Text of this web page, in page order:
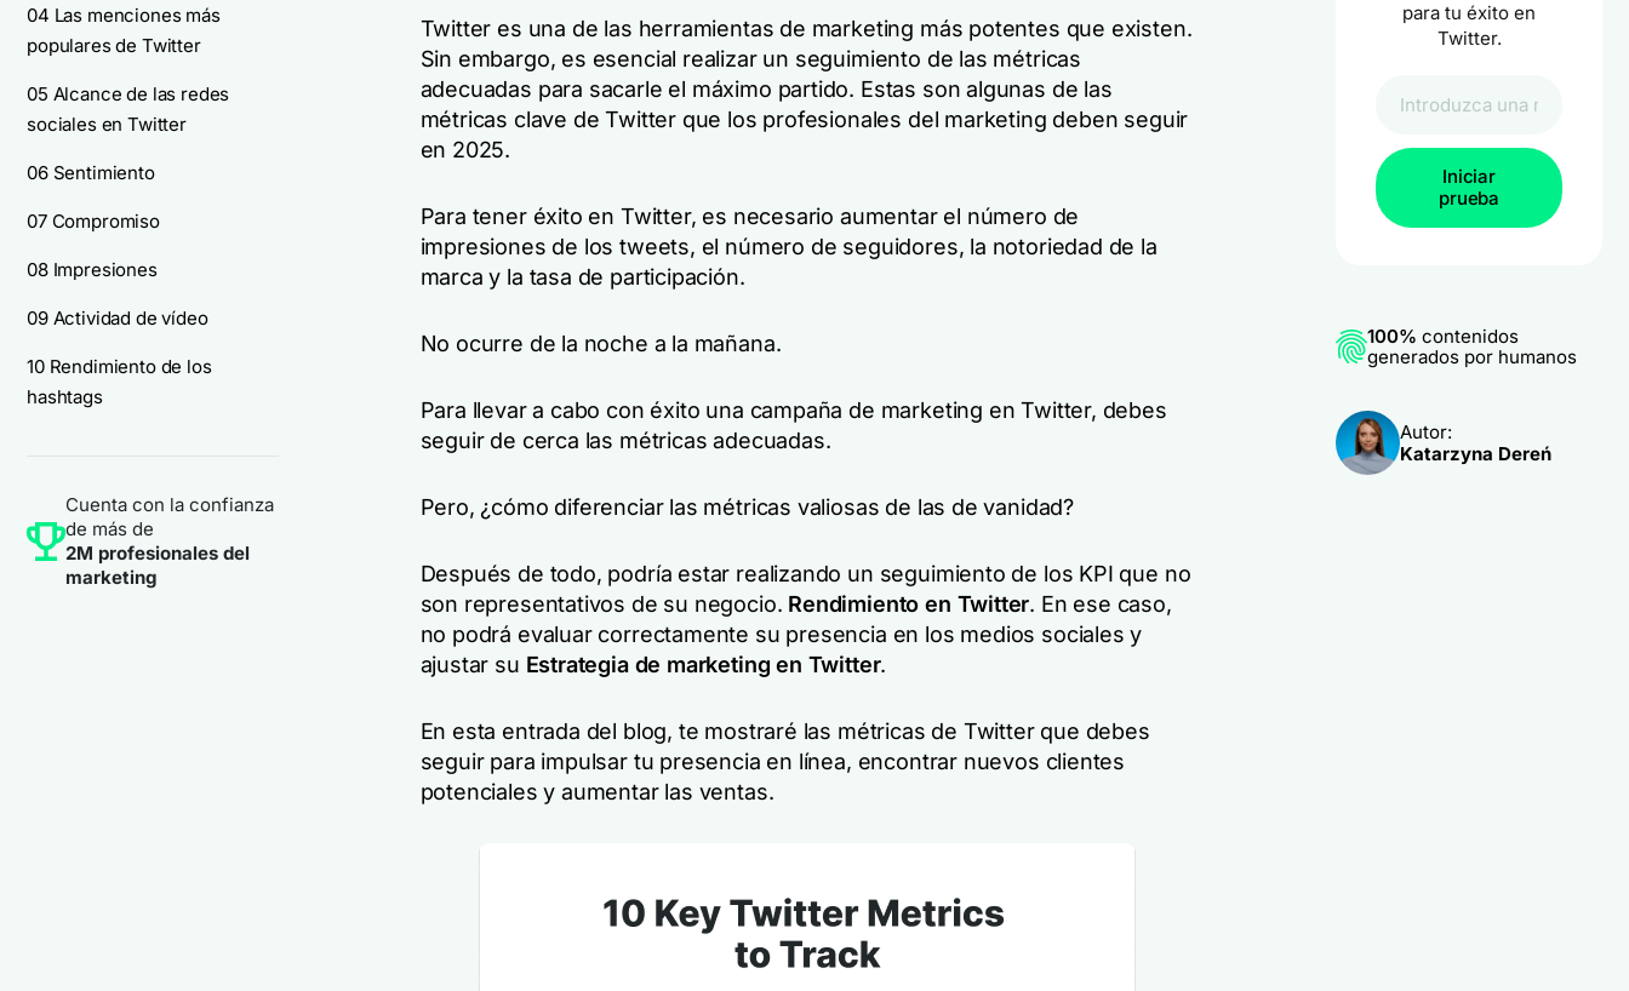
04 Las menciones más
populares de Twitter
05 Alcance de las redes
sociales en Twitter
06 Sentimiento
07 Compromiso
08 Impresiones
09 Actividad de vídeo
10 Rendimiento de los
hashtags
Cuenta con la confianza
de más de
2M profesionales del
marketing
Twitter es una de las herramientas de marketing más potentes que existen.
Sin embargo, es esencial realizar un seguimiento de las métricas
adecuadas para sacarle el máximo partido. Estas son algunas de las
métricas clave de Twitter que los profesionales del marketing deben seguir
en 2025.
Para tener éxito en Twitter, es necesario aumentar el número de
impresiones de los tweets, el número de seguidores, la notoriedad de la
marca y la tasa de participación.
No ocurre de la noche a la mañana.
Para llevar a cabo con éxito una campaña de marketing en Twitter, debes
seguir de cerca las métricas adecuadas.
Pero, ¿cómo diferenciar las métricas valiosas de las de vanidad?
Después de todo, podría estar realizando un seguimiento de los KPI que no
son representativos de su negocio. Rendimiento en Twitter. En ese caso,
no podrá evaluar correctamente su presencia en los medios sociales y
ajustar su Estrategia de marketing en Twitter.
En esta entrada del blog, te mostraré las métricas de Twitter que debes
seguir para impulsar tu presencia en línea, encontrar nuevos clientes
potenciales y aumentar las ventas.
para tu éxito en
Twitter.
Iniciar
prueba
100% contenidos
generados por humanos
Autor:
Katarzyna Dereń